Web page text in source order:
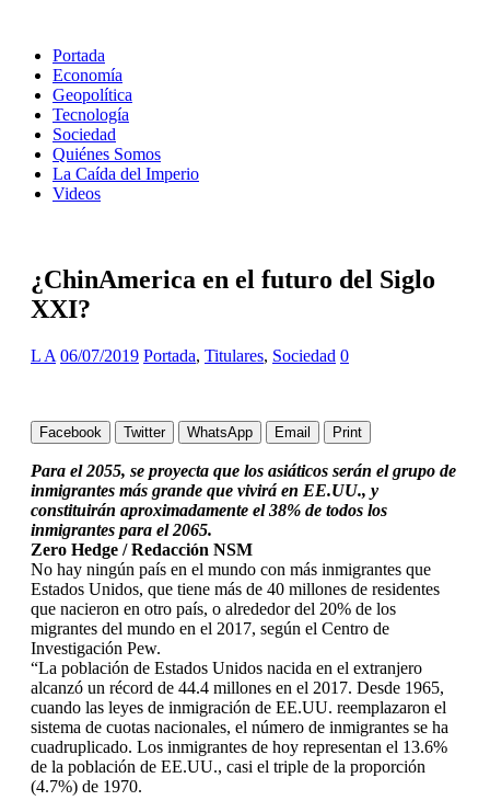
Portada
Economía
Geopolítica
Tecnología
Sociedad
Quiénes Somos
La Caída del Imperio
Videos
¿ChinAmerica en el futuro del Siglo
XXI?
L A 06/07/2019 Portada, Titulares, Sociedad 0
Facebook Twitter WhatsApp Email Print
Para el 2055, se proyecta que los asiáticos serán el grupo de
inmigrantes más grande que vivirá en EE.UU., y
constituirán aproximadamente el 38% de todos los
inmigrantes para el 2065.
Zero Hedge / Redacción NSM
No hay ningún país en el mundo con más inmigrantes que
Estados Unidos, que tiene más de 40 millones de residentes
que nacieron en otro país, o alrededor del 20% de los
migrantes del mundo en el 2017, según el Centro de
Investigación Pew.
“La población de Estados Unidos nacida en el extranjero
alcanzó un récord de 44.4 millones en el 2017. Desde 1965,
cuando las leyes de inmigración de EE.UU. reemplazaron el
sistema de cuotas nacionales, el número de inmigrantes se ha
cuadruplicado. Los inmigrantes de hoy representan el 13.6%
de la población de EE.UU., casi el triple de la proporción
(4.7%) de 1970.